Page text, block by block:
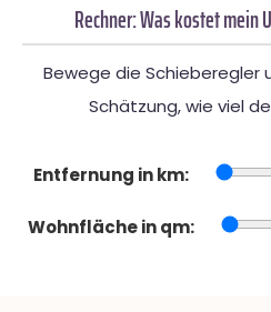
Rechner: Was kostet mein
Bewege die Schieberegler
Schätzung, wie viel
Entfernung in km:
Wohnfläche in qm: